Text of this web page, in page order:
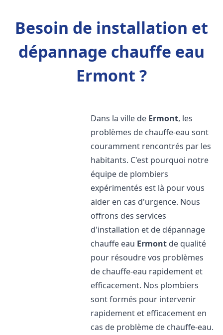
Besoin de installation et
dépannage chauffe eau
Ermont ?
Dans la ville de Ermont, les
problèmes de chauffe-eau sont
couramment rencontrés par les
habitants. C'est pourquoi notre
équipe de plombiers
expérimentés est là pour vous
aider en cas d'urgence. Nous
offrons des services
d'installation et de dépannage
chauffe eau Ermont de qualité
pour résoudre vos problèmes
de chauffe-eau rapidement et
efficacement. Nos plombiers
sont formés pour intervenir
rapidement et efficacement en
cas de problème de chauffe-eau.